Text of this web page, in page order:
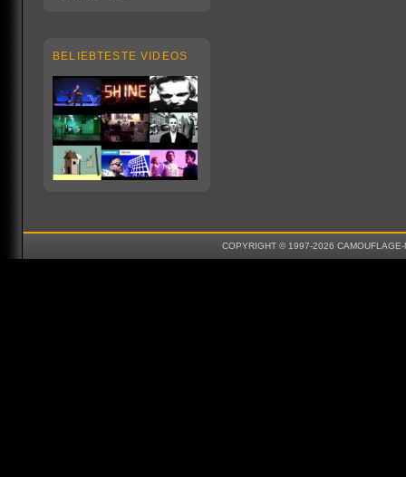
BELIEBTESTE VIDEOS
COPYRIGHT © 1997-2026 CAMOUFLAGE-